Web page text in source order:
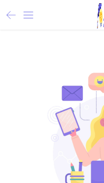
Внимание! При оплате